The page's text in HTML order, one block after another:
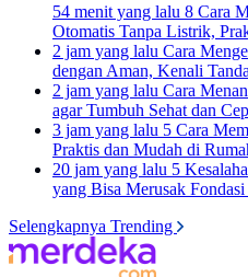
54 menit yang lalu 8 Cara
Otomatis Tanpa Listrik,
2 jam yang lalu Cara
dengan Aman, Kenali
2 jam yang lalu Cara
agar Tumbuh Sehat dan
3 jam yang lalu 5 Cara
Praktis dan Mudah di
20 jam yang lalu 5
yang Bisa Merusak Fondasi
Selengkapnya Trending